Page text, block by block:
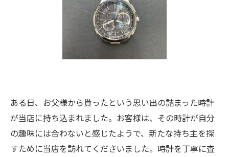
ある日、お父様から貰ったという思い出の詰まった時計
が当店に持ち込まれました。お客様は、その時計が自分
の趣味には合わないと感じたようで、新たな持ち主を探
すために当店を訪れてくださいました。時計を丁寧に査